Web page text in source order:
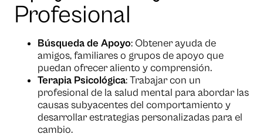
Profesional
Búsqueda de Apoyo: Obtener ayuda de
amigos, familiares o grupos de apoyo que
puedan ofrecer aliento y comprensión.
Terapia Psicológica: Trabajar con un
profesional de la salud mental para abordar las
causas subyacentes del comportamiento y
desarrollar estrategias personalizadas para el
cambio.